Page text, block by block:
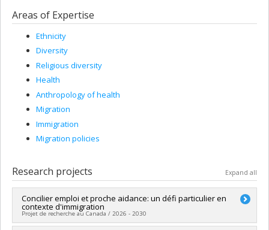
Areas of Expertise
Ethnicity
Diversity
Religious diversity
Health
Anthropology of health
Migration
Immigration
Migration policies
Research projects Expand all
Concilier emploi et proche aidance: un défi particulier en
contexte d'immigration
Projet de recherche au Canada / 2026 - 2030